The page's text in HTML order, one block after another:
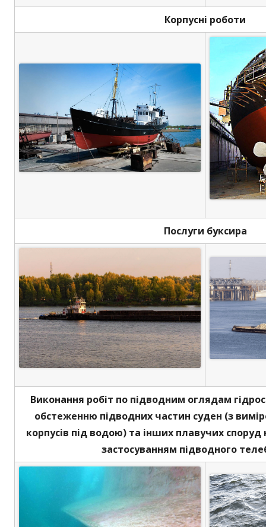
Корпусні роботи
Послуги буксира
Виконання робіт по підводним оглядам
обстеженню підводних частин суден (з
корпусів під водою) та інших плавучих споруд
застосуванням підводного